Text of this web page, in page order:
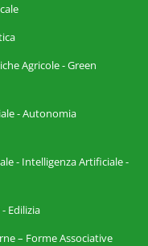
Agricole - Green
- Autonomia
- Intelligenza Artificiale -
Edilizia
– Forme Associative